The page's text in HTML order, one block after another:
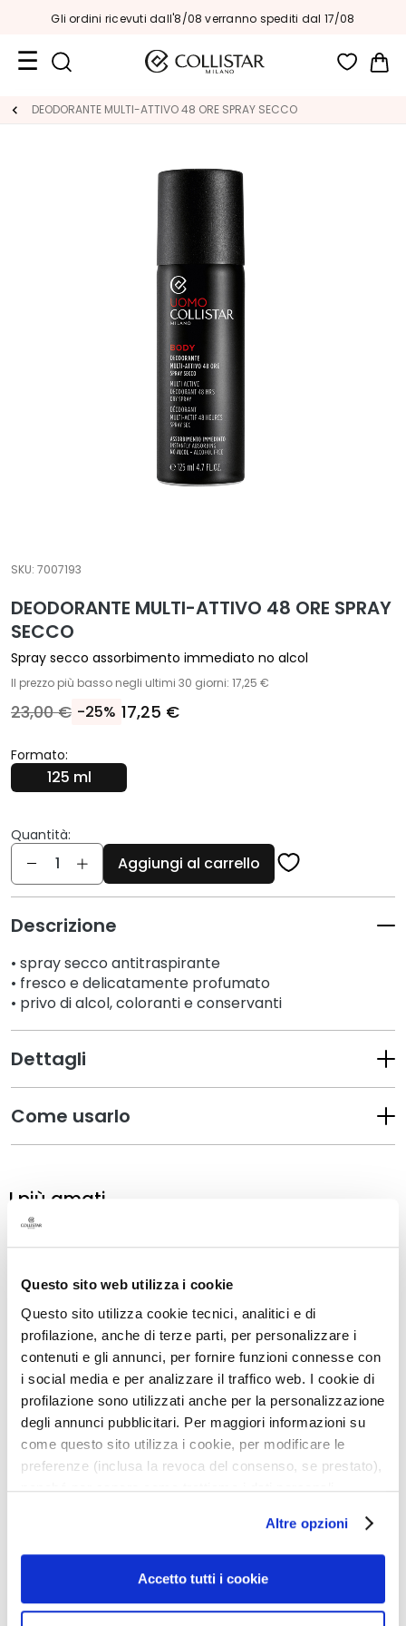
Questo sito web utilizza i cookie
Questo sito utilizza cookie tecnici, analitici e di
profilazione, anche di terze parti, per personalizzare i
contenuti e gli annunci, per fornire funzioni connesse con
i social media e per analizzare il traffico web. I cookie di
profilazione sono utilizzati anche per la personalizzazione
degli annunci pubblicitari. Per maggiori informazioni su
come questo sito utilizza i cookie, per modificare le
preferenze (inclusa la revoca del consenso, se prestato),
nonché per sapere come trattiamo i dati personali –
l’informativa cookie completa e l’informativa privacy
disponibiliqui. Le ricordiamo che, qualora clicchi su
“Utilizza solo i cookie necessari”, non sarà installato
quelli tecnici. Cliccando su “Accetto tutti i cookie”,
Altre opzioni
Accetto tutti i cookie
Gli ordini ricevuti dall'8/08 verranno spediti dal 17/08
Formati
m
n
t
s
p
e
i
i
i
D
e
e
g
e
n
t
i
t
r
c
a
n
i
M
a
s
c
h
e
r
e
e
s
l
DEODORANTE MULTI-ATTIVO 48 ORE SPRAY SECCO
SKU: 7007193
DEODORANTE MULTI-ATTIVO 48 ORE SPRAY
SECCO
Spray secco assorbimento immediato no alcol
Il prezzo più basso negli ultimi 30 giorni: 17,25 €
17,25 €
23,00 € -25%
Formato:
125 ml
Quantità:
Quantità Aggiungi al carrello
Descrizione
• spray secco antitraspirante
• fresco e delicatamente profumato
• privo di alcol, coloranti e conservanti
Dettagli
Come usarlo
I più amati
Aggiungi
lista
desideri
1 250 ML
CREMA DEPILATORIA
UOMO 200 ML
29,00 €